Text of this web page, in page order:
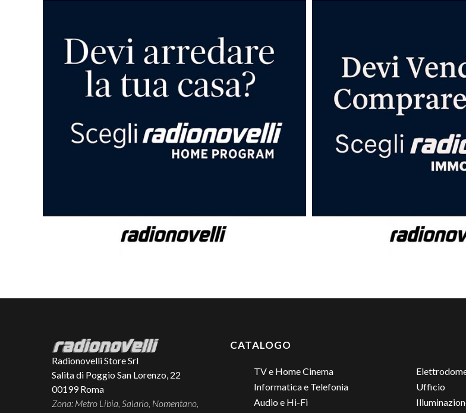
Radionovelli Store Srl
Salita di Poggio San Lorenzo, 22
00199 Roma
Zona: Metro Libia, Salario, Nomentano,
CATALOGO
TV e Home Cinema
Informatica e Telefonia
Audio e Hi-Fi
Ufficio